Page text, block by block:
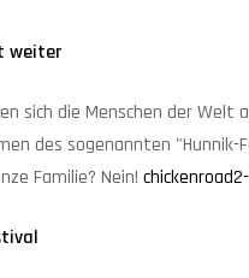
weiter
sich die Menschen der
des sogenannten
Familie? Nein!